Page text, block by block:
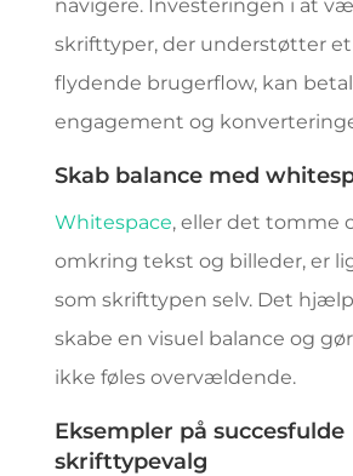
navigere. Investeringen i at
skrifttyper, der understøtter
flydende brugerflow, kan
engagement og
Skab balance med
Whitespace, eller det tomme
omkring tekst og billeder, er
som skrifttypen selv. Det
skabe en visuel balance og
ikke føles overvældende.
Eksempler på succesfulde
skrifttypevalg